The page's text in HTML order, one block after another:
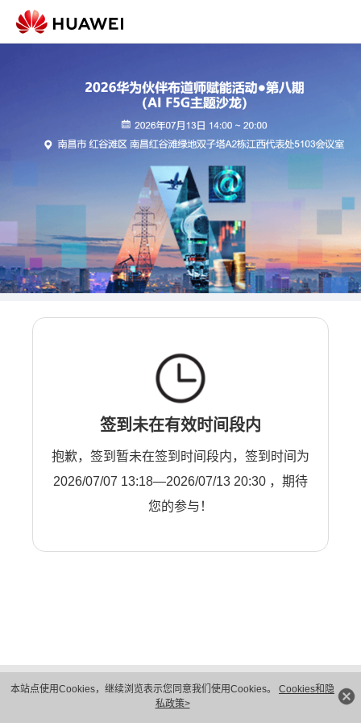
本站点使用Cookies，继续浏览表示您同意我们使用Cookies。 Cookies和隐
私政策>
签到未在有效时间段内
抱歉，签到暂未在签到时间段内，签到时间为
2026/07/07 13:18—2026/07/13 20:30 ，期待
您的参与！
隐私保护
法律声明